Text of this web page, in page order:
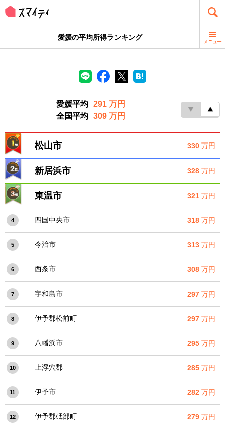
愛媛の平均所得ランキング
メニュー
愛媛平均
291 万円
全国平均
309 万円
松山市 330 万円
新居浜市 328 万円
東温市 321 万円
4 四国中央市 318 万円
5 今治市 313 万円
6 西条市 308 万円
7 宇和島市 297 万円
8 伊予郡松前町 297 万円
9 八幡浜市 295 万円
10 上浮穴郡 285 万円
11 伊予市 282 万円
12 伊予郡砥部町 279 万円